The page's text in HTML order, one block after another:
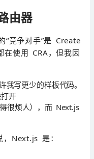
由器
“竞争对手”是 Create
使用 CRA，但我因
我写更少的样板代码。
开
很烦人），而 Next.js
，Next.js 是：